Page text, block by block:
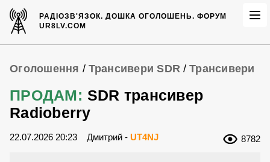
РАДІОЗВ'ЯЗОК.ДОШКА ОГОЛОШЕНЬ. ФОРУМ
UR8LV.COM
Оголошення / Трансивери SDR / Трансивери
ПРОДАМ: SDR трансивер
Radioberry
22.07.2026 20:23 Дмитрий - UT4NJ 8782